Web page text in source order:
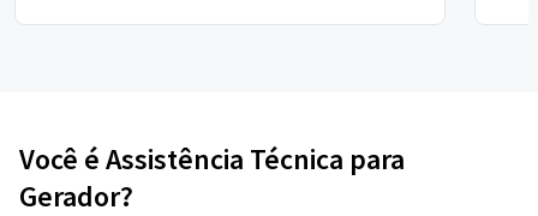
Você é Assistência Técnica para
Gerador?